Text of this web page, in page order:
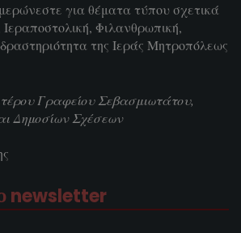
για θέματα τύπου σχετικά
Φιλανθρωπική,
της Ιεράς Μητροπόλεως
Γραφείου Σεβασμιωτάτου,
Δημοσίων Σχέσεων
newsletter